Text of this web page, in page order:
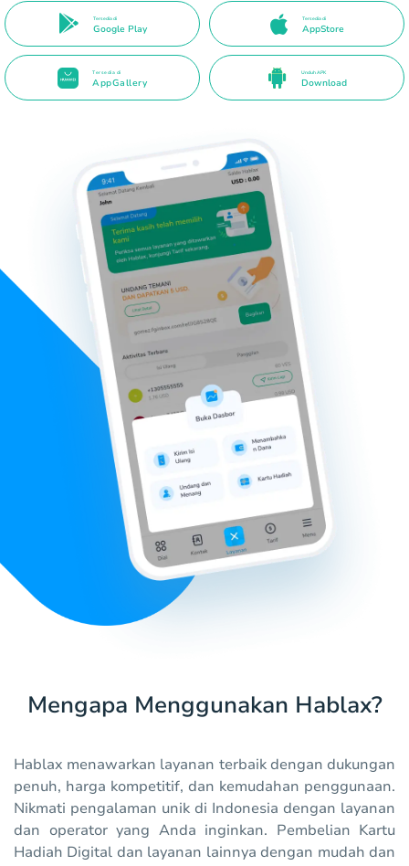
Tersedia di
Google Play
Tersedia di
AppStore
Tersedia di
AppGallery
Unduh APK
Download
Mengapa Menggunakan Hablax?
Hablax menawarkan layanan terbaik dengan dukungan
penuh, harga kompetitif, dan kemudahan penggunaan.
Nikmati pengalaman unik di Indonesia dengan layanan
dan operator yang Anda inginkan. Pembelian Kartu
Hadiah Digital dan layanan lainnya dengan mudah dan